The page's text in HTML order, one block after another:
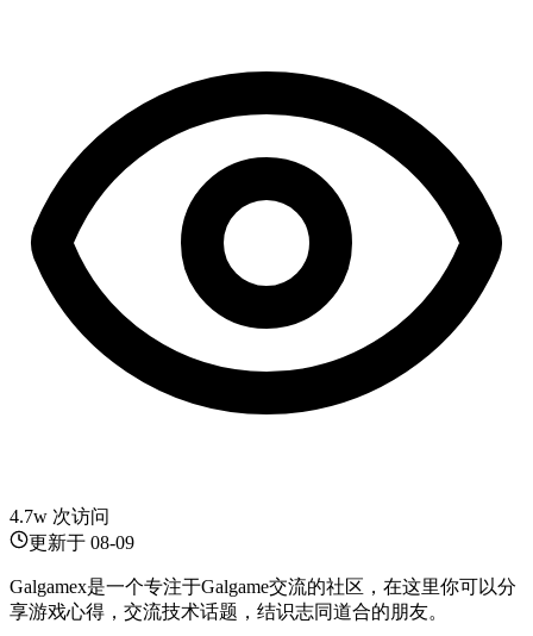
4.7w 次访问
更新于 08-09
Galgamex是一个专注于Galgame交流的社区，在这里你可以分
享游戏心得，交流技术话题，结识志同道合的朋友。